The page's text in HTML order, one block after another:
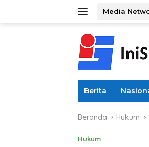
Media
Berita
Beranda Hukum
Hukum